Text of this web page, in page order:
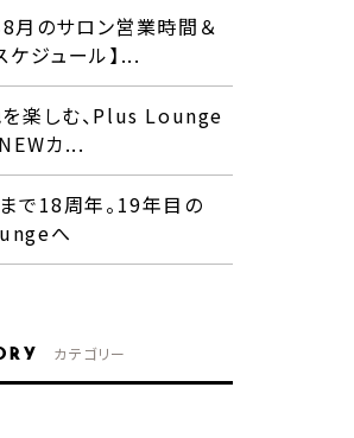
月のサロン営業時間＆
ケジュール】...
楽しむ、Plus Lounge
カ...
で18周年。19年目の
へ
カテゴリー